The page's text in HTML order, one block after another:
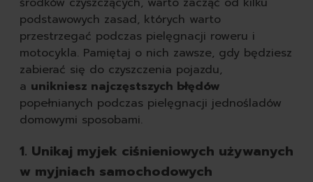
podstawowych zasad, których warto
przestrzegać podczas pielęgnacji roweru i
motocykla. Pamiętaj o nich zawsze, gdy będziesz
zabierać się do czyszczenia pojazdu,
a unikniesz najczęstszych błędów
popełnianych podczas pielęgnacji jednośladów
domowymi sposobami.
1. Unikaj myjek ciśnieniowych używanych
w myjniach samochodowych